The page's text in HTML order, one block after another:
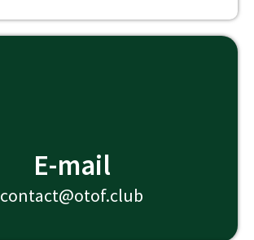
E-mail
contact@otof.club